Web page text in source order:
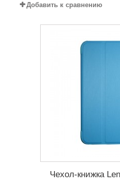
Добавить к сравнению
Чехол-книжка